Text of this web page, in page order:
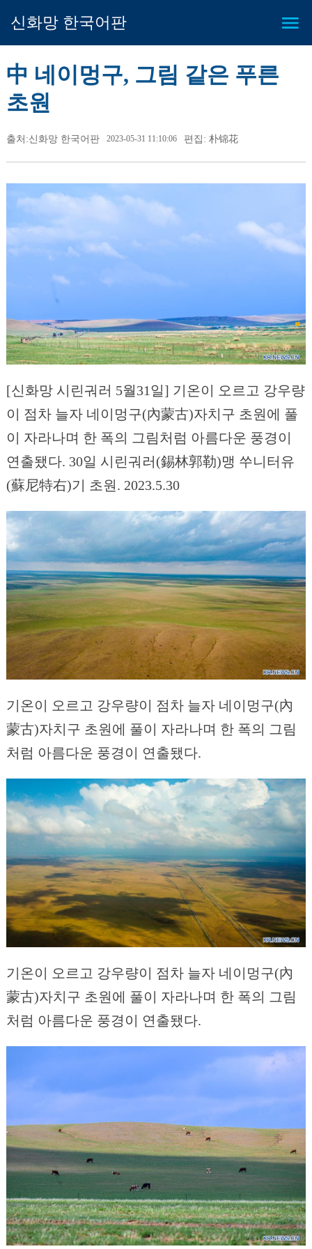
신화망 한국어판
中 네이멍구, 그림 같은 푸른
초원
출처:신화망 한국어판 2023-05-31 11:10:06 편집: 朴锦花
[신화망 시린궈러 5월31일] 기온이 오르고 강우량
이 점차 늘자 네이멍구(內蒙古)자치구 초원에 풀
이 자라나며 한 폭의 그림처럼 아름다운 풍경이
연출됐다. 30일 시린궈러(錫林郭勒)맹 쑤니터유
(蘇尼特右)기 초원. 2023.5.30
기온이 오르고 강우량이 점차 늘자 네이멍구(內
蒙古)자치구 초원에 풀이 자라나며 한 폭의 그림
처럼 아름다운 풍경이 연출됐다.
기온이 오르고 강우량이 점차 늘자 네이멍구(內
蒙古)자치구 초원에 풀이 자라나며 한 폭의 그림
처럼 아름다운 풍경이 연출됐다.